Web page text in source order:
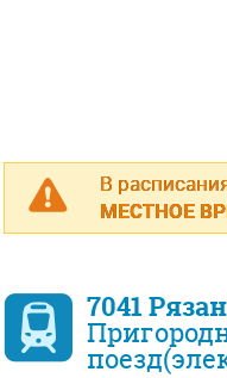
В
МЕСТНОЕ
7041